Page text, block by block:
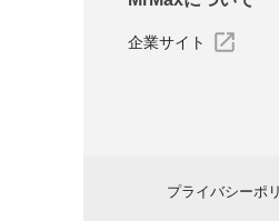
MrMaxについて
企業サイト
プライバシーポ